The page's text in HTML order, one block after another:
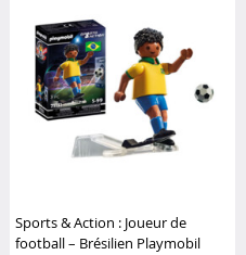
Sports & Action : Joueur de
football – Brésilien Playmobil